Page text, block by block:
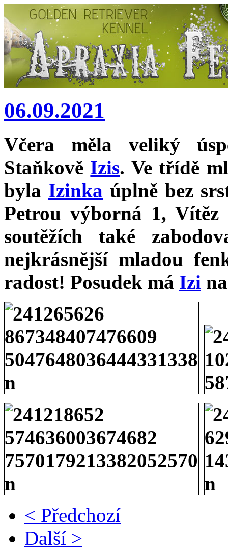
06.09.2021
Včera měla veliký
Staňkově Izis. Ve třídě
byla Izinka úplně bez
Petrou výborná 1,
soutěžích také
nejkrásnější mladou
radost! Posudek má Izi
< Předchozí
Další >